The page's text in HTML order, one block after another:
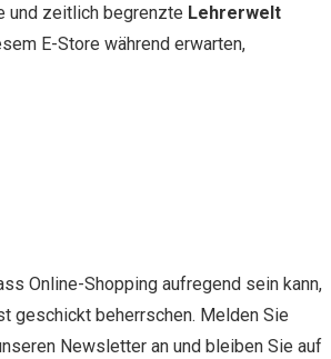
und zeitlich begrenzte Lehrerwelt
E-Store während erwarten,
Online-Shopping aufregend sein kann,
geschickt beherrschen. Melden Sie
Newsletter an und bleiben Sie auf